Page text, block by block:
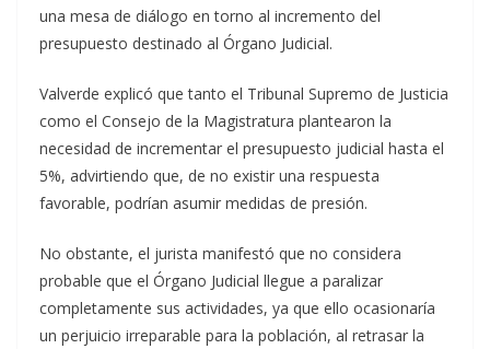
una mesa de diálogo en torno al incremento del
presupuesto destinado al Órgano Judicial.
Valverde explicó que tanto el Tribunal Supremo de Justicia
como el Consejo de la Magistratura plantearon la
necesidad de incrementar el presupuesto judicial hasta el
5%, advirtiendo que, de no existir una respuesta
favorable, podrían asumir medidas de presión.
No obstante, el jurista manifestó que no considera
probable que el Órgano Judicial llegue a paralizar
completamente sus actividades, ya que ello ocasionaría
un perjuicio irreparable para la población, al retrasar la